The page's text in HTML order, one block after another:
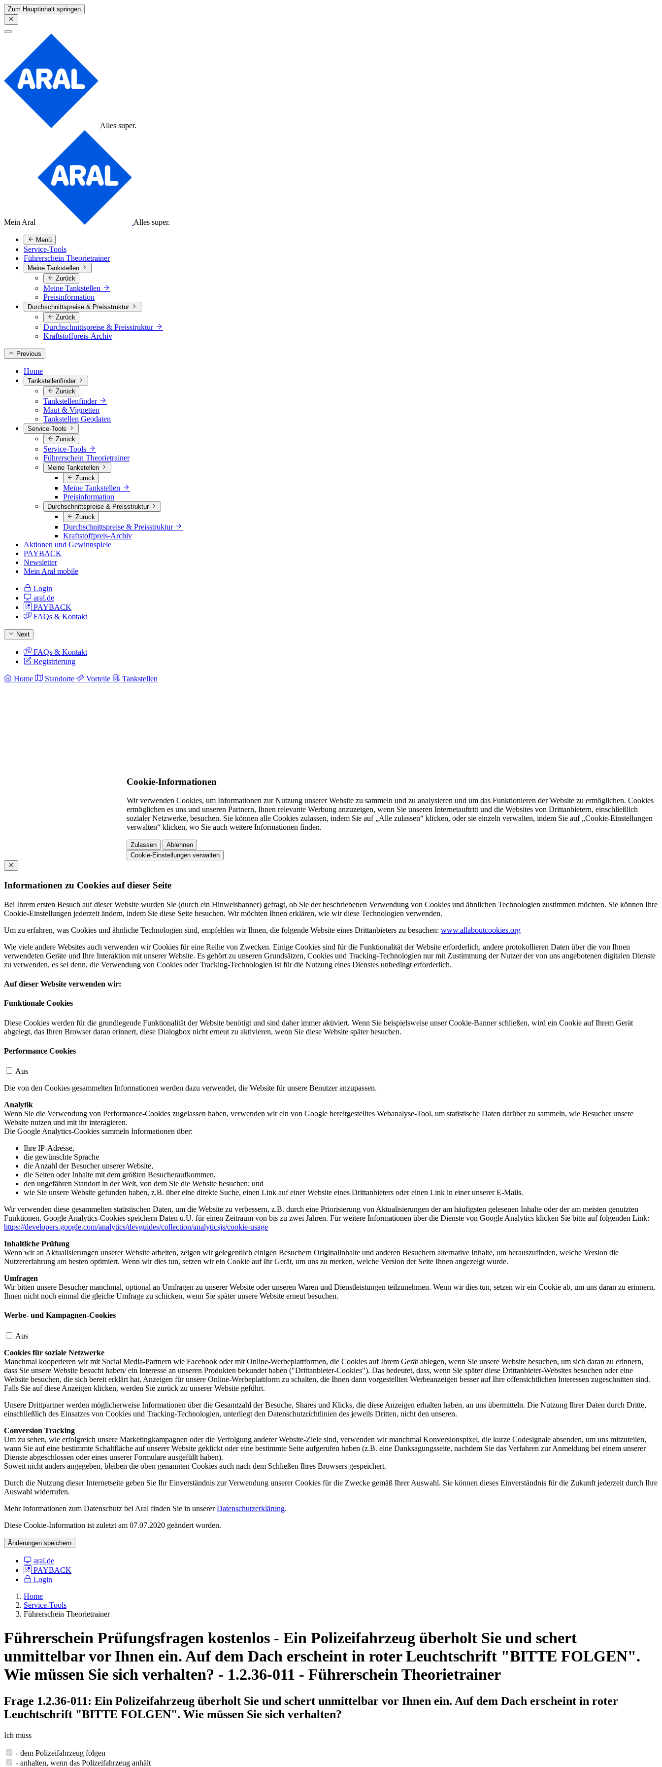
Zum Hauptinhalt springen
Alles super.
Mein Aral Alles super.
Menü
Service-Tools
Führerschein Theorietrainer
Meine Tankstellen
Zurück
Meine Tankstellen
Preisinformation
Durchschnittspreise & Preisstruktur
Zurück
Durchschnittspreise & Preisstruktur
Kraftstoffpreis-Archiv
Previous
Home
Tankstellenfinder
Zurück
Tankstellenfinder
Maut & Vignetten
Tankstellen Geodaten
Service-Tools
Zurück
Service-Tools
Führerschein Theorietrainer
Meine Tankstellen
Zurück
Meine Tankstellen
Preisinformation
Durchschnittspreise & Preisstruktur
Zurück
Durchschnittspreise & Preisstruktur
Kraftstoffpreis-Archiv
Aktionen und Gewinnspiele
PAYBACK
Newsletter
Mein Aral mobile
Login
aral.de
PAYBACK
FAQs & Kontakt
Next
FAQs & Kontakt
Registrierung
Home Standorte Vorteile Tankstellen
Cookie-Informationen
Wir verwenden Cookies, um Informationen zur Nutzung unserer Website zu sammeln und zu analysieren und um das Funktionieren der Website zu ermöglichen. Cookies
ermöglichen es uns und unseren Partnern, Ihnen relevante Werbung anzuzeigen, wenn Sie unseren Internetauftritt und die Websites von Drittanbietern, einschließlich
sozialer Netzwerke, besuchen. Sie können alle Cookies zulassen, indem Sie auf „Alle zulassen“ klicken, oder sie einzeln verwalten, indem Sie auf „Cookie-Einstellungen
verwalten“ klicken, wo Sie auch weitere Informationen finden.
Zulassen
Ablehnen
Cookie-Einstellungen verwalten
Informationen zu Cookies auf dieser Seite
Bei Ihrem ersten Besuch auf dieser Website wurden Sie (durch ein Hinweisbanner) gefragt, ob Sie der beschriebenen Verwendung von Cookies und ähnlichen Technologien zustimmen möchten. Sie können Ihre
Cookie-Einstellungen jederzeit ändern, indem Sie diese Seite besuchen. Wir möchten Ihnen erklären, wie wir diese Technologien verwenden.
Um zu erfahren, was Cookies und ähnliche Technologien sind, empfehlen wir Ihnen, die folgende Website eines Drittanbieters zu besuchen: www.allaboutcookies.org
Wie viele andere Websites auch verwenden wir Cookies für eine Reihe von Zwecken. Einige Cookies sind für die Funktionalität der Website erforderlich, andere protokollieren Daten über die von Ihnen
verwendeten Geräte und Ihre Interaktion mit unserer Website. Es gehört zu unseren Grundsätzen, Cookies und Tracking-Technologien nur mit Zustimmung der Nutzer der von uns angebotenen digitalen Dienste
zu verwenden, es sei denn, die Verwendung von Cookies oder Tracking-Technologien ist für die Nutzung eines Dienstes unbedingt erforderlich.
Auf dieser Website verwenden wir:
Funktionale Cookies
Diese Cookies werden für die grundlegende Funktionalität der Website benötigt und sind daher immer aktiviert. Wenn Sie beispielsweise unser Cookie-Banner schließen, wird ein Cookie auf Ihrem Gerät
abgelegt, das Ihren Browser daran erinnert, diese Dialogbox nicht erneut zu aktivieren, wenn Sie diese Website später besuchen.
Performance Cookies
Aus
Die von den Cookies gesammelten Informationen werden dazu verwendet, die Website für unsere Benutzer anzupassen.
Analytik
Wenn Sie die Verwendung von Performance-Cookies zugelassen haben, verwenden wir ein von Google bereitgestelltes Webanalyse-Tool, um statistische Daten darüber zu sammeln, wie Besucher unsere
Website nutzen und mit ihr interagieren.
Die Google Analytics-Cookies sammeln Informationen über:
Ihre IP-Adresse,
die gewünschte Sprache
die Anzahl der Besucher unserer Website,
die Seiten oder Inhalte mit dem größten Besucheraufkommen,
den ungefähren Standort in der Welt, von dem Sie die Website besuchen; und
wie Sie unsere Website gefunden haben, z.B. über eine direkte Suche, einen Link auf einer Website eines Drittanbieters oder einen Link in einer unserer E-Mails.
Wir verwenden diese gesammelten statistischen Daten, um die Website zu verbessern, z.B. durch eine Priorisierung von Aktualisierungen der am häufigsten gelesenen Inhalte oder der am meisten genutzten
Funktionen. Google Analytics-Cookies speichern Daten u.U. für einen Zeitraum von bis zu zwei Jahren. Für weitere Informationen über die Dienste von Google Analytics klicken Sie bitte auf folgenden Link:
https://developers.google.com/analytics/devguides/collection/analyticsjs/cookie-usage
Inhaltliche Prüfung
Wenn wir an Aktualisierungen unserer Website arbeiten, zeigen wir gelegentlich einigen Besuchern Originalinhalte und anderen Besuchern alternative Inhalte, um herauszufinden, welche Version die
Nutzererfahrung am besten optimiert. Wenn wir dies tun, setzen wir ein Cookie auf Ihr Gerät, um uns zu merken, welche Version der Seite Ihnen angezeigt wurde.
Umfragen
Wir bitten unsere Besucher manchmal, optional an Umfragen zu unserer Website oder unseren Waren und Dienstleistungen teilzunehmen. Wenn wir dies tun, setzen wir ein Cookie ab, um uns daran zu erinnern,
Ihnen nicht noch einmal die gleiche Umfrage zu schicken, wenn Sie später unsere Website erneut besuchen.
Werbe- und Kampagnen-Cookies
Aus
Cookies für soziale Netzwerke
Manchmal kooperieren wir mit Social Media-Partnern wie Facebook oder mit Online-Werbeplattformen, die Cookies auf Ihrem Gerät ablegen, wenn Sie unsere Website besuchen, um sich daran zu erinnern,
dass Sie unsere Website besucht haben/ ein Interesse an unseren Produkten bekundet haben ("Drittanbieter-Cookies"). Das bedeutet, dass, wenn Sie später diese Drittanbieter-Websites besuchen oder eine
Website besuchen, die sich bereit erklärt hat, Anzeigen für unsere Online-Werbeplattform zu schalten, die Ihnen dann vorgestellten Werbeanzeigen besser auf Ihre offensichtlichen Interessen zugeschnitten sind.
Falls Sie auf diese Anzeigen klicken, werden Sie zurück zu unserer Website geführt.
Unsere Drittpartner werden möglicherweise Informationen über die Gesamtzahl der Besuche, Shares und Klicks, die diese Anzeigen erhalten haben, an uns übermitteln. Die Nutzung Ihrer Daten durch Dritte,
einschließlich des Einsatzes von Cookies und Tracking-Technologien, unterliegt den Datenschutzrichtlinien des jeweils Dritten, nicht den unseren.
Conversion Tracking
Um zu sehen, wie erfolgreich unsere Marketingkampagnen oder die Verfolgung anderer Website-Ziele sind, verwenden wir manchmal Konversionspixel, die kurze Codesignale absenden, um uns mitzuteilen,
wann Sie auf eine bestimmte Schaltfläche auf unserer Website geklickt oder eine bestimmte Seite aufgerufen haben (z.B. eine Danksagungsseite, nachdem Sie das Verfahren zur Anmeldung bei einem unserer
Dienste abgeschlossen oder eines unserer Formulare ausgefüllt haben).
Soweit nicht anders angegeben, bleiben die oben genannten Cookies auch nach dem Schließen Ihres Browsers gespeichert.
Durch die Nutzung dieser Internetseite geben Sie Ihr Einverständnis zur Verwendung unserer Cookies für die Zwecke gemäß Ihrer Auswahl. Sie können dieses Einverständnis für die Zukunft jederzeit durch Ihre
Auswahl widerrufen.
Mehr Informationen zum Datenschutz bei Aral finden Sie in unsererDatenschutzerklärung.
Diese Cookie-Information ist zuletzt am 07.07.2020 geändert worden.
Änderungen speichern
aral.de
PAYBACK
Login
Home
Service-Tools
Führerschein Theorietrainer
Führerschein Prüfungsfragen kostenlos - Ein Polizeifahrzeug überholt Sie und schert
unmittelbar vor Ihnen ein. Auf dem Dach erscheint in roter Leuchtschrift "BITTE FOLGEN".
Wie müssen Sie sich verhalten? - 1.2.36-011 - Führerschein Theorietrainer
Frage 1.2.36-011: Ein Polizeifahrzeug überholt Sie und schert unmittelbar vor Ihnen ein. Auf dem Dach erscheint in roter
Leuchtschrift "BITTE FOLGEN". Wie müssen Sie sich verhalten?
Ich muss
- dem Polizeifahrzeug folgen
- anhalten, wenn das Polizeifahrzeug anhält